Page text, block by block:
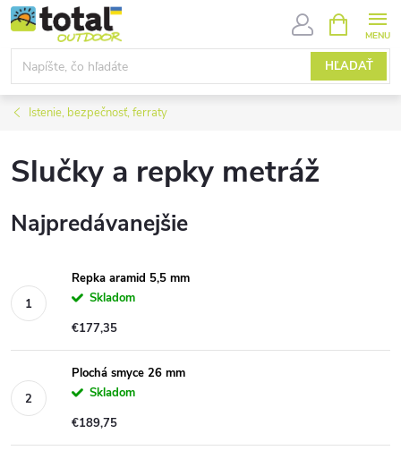
Prejsť
na
obsah
HĽADAŤ
KOŠÍK
Istenie, bezpečnosť, ferraty
Slučky a repky metráž
Najpredávanejšie
Repka aramid 5,5 mm
Skladom
€177,35
Plochá smyce 26 mm
Skladom
€189,75